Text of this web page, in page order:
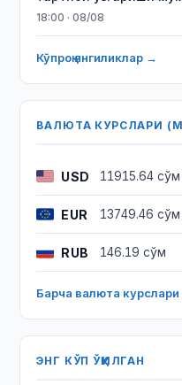
18:00 · 08/08
Кўпроқ янгиликлар →
ВАЛЮТА КУРСЛАРИ
USD 11915.64 сўм
EUR 13749.46 сўм
RUB 146.19 сўм
Барча валюта
ЭНГ КЎП ЎҚИЛГАН